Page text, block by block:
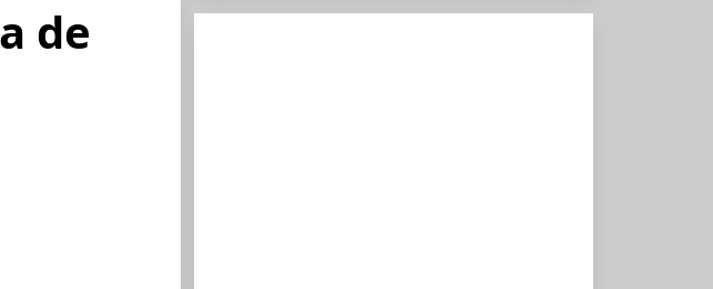
de